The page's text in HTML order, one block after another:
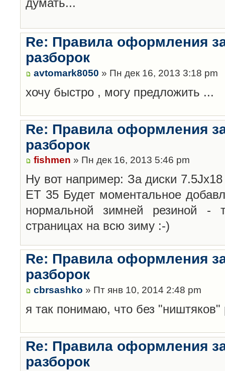
Re: Правила оформления
разборок
avtomark8050 » Пн дек 16, 2013 3:18 pm
хочу быстро , могу предложить ...
Re: Правила оформления
разборок
fishmen » Пн дек 16, 2013 5:46 pm
Ну вот например: За диски
ET 35 Будет моментальное
нормальной зимней резиной
страницах на всю зиму :-)
Re: Правила оформления
разборок
cbrsashko » Пт янв 10, 2014 2:48 pm
я так понимаю, что без "ништяков"
Re: Правила оформления
разборок